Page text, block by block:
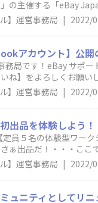
の主催する「eBay
2021」特設ペ
テップ プレスリリ
main/html/
後もeBayセラーの
チャンネル運営事務
】運営事務局 | 2022/
アカウント】公開
務局です！eBay サポ
いね】をよろしくお
】運営事務局 | 2022/
出品を体験しよう
員５名の体験型ワー
ぁ出品だ！・・・こ
ます。 ＜内容＞■日
。応募者多数の場合
了）■前提・eBayの
い。参考画像のよう
】運営事務局 | 2022/
ニティとしてリニ